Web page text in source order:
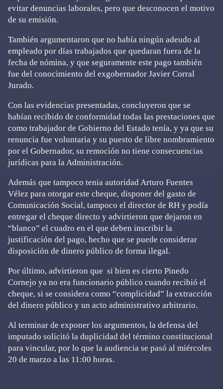
evitar denuncias laborales, pero que desconocen el motivo
de su emisión.
También argumentaron que no había ningún adeudo al
empleado por días trabajados que quedaran fuera de la
fecha de nómina, y que seguramente este pago también
fue del conocimiento del exgobernador Javier Corral
Jurado.
Con las evidencias presentadas, concluyeron que se
habían recibido de conformidad todas las prestaciones que
como trabajador de Gobierno del Estado tenía, y ya que su
renuncia fue voluntaria y su puesto de libre nombramiento
por el Gobernador, su remoción no tiene consecuencias
jurídicas para la Administración.
Además que tampoco tenia autoridad Arturo Fuentes
Vélez para otorgar este cheque, disponer del gasto de
Comunicación Social, tampoco el director de RH y podía
entregar el cheque directo y advirtieron que dejaron en
“blanco” el cuadro en el que deben inscribir la
justificación del pago, hecho que se puede considerar
disposición de dinero público de forma ilegal.
Por último, advirtieron que si bien es cierto Pinedo
Cornejo ya no era funcionario público cuando recibió el
cheque, si se considera como “complicidad” la extracción
del dinero público y un acto administrativo arbitrario.
Al terminar de exponer los argumentos, la defensa del
imputado solicitó la duplicidad del término constitucional
para vincular, por lo que la audiencia se pasó al miércoles
20 de marzo a las 11:00 horas.